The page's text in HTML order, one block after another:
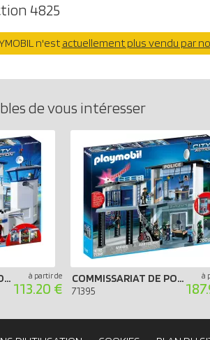
4825
n'est actuellement plus vendu par
de vous intéresser
COMMISSARIAT DE POLICE AVEC PRISON à partir de
113.20 €
COMMISSARIAT DE POLICE AVEC SYSTÈME D`ALARME
71395
à